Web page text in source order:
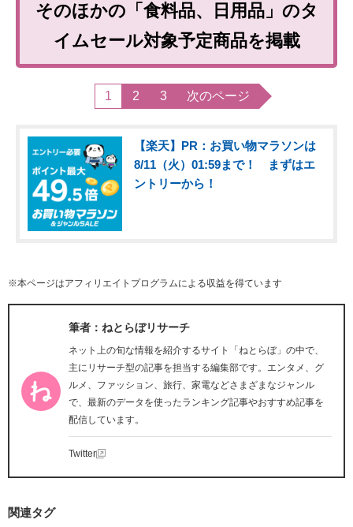
そのほかの「食料品、日用品」のタ
イムセール対象予定商品を掲載
1 2 3 次のページ
【楽天】PR：お買い物マラソンは
8/11（火）01:59まで！ まずはエ
ントリーから！
※本ページはアフィリエイトプログラムによる収益を得ています
筆者：ねとらぼリサーチ
ネット上の旬な情報を紹介するサイト「ねとらぼ」の中で、
主にリサーチ型の記事を担当する編集部です。エンタメ、グ
ルメ、ファッション、旅行、家電などさまざまなジャンル
で、最新のデータを使ったランキング記事やおすすめ記事を
配信しています。
Twitter
関連タグ